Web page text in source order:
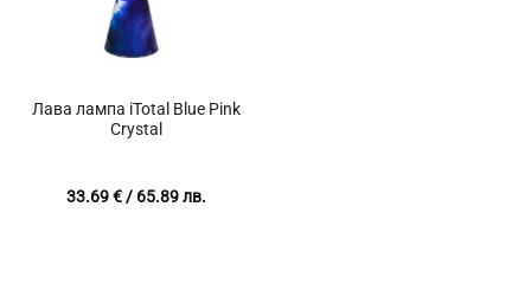
Лава лампа iTotal Blue Pink
Crystal
33.69€/ 65.89 лв.